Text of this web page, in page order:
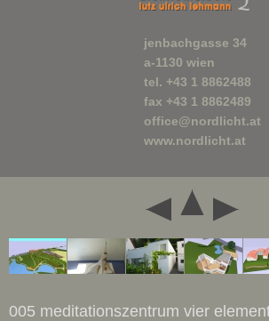
005 meditationszentrum vier
jenbachgasse 34
a-1130 wien
tel. +43 1 8862488
fax +43 1 8862489
office@nordlicht.at
www.nordlicht.at